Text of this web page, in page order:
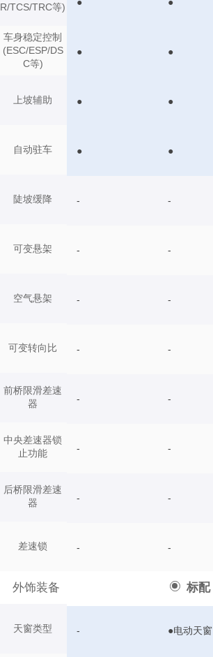
R/TCS/TRC等)
车身稳定控制
(ESC/ESP/DS
C等)
上坡辅助
自动驻车
陡坡缓降
可变悬架
空气悬架
可变转向比
前桥限滑差速
器
中央差速器锁
止功能
后桥限滑差速
器
差速锁
外饰装备 标配
天窗类型
● ●
● ●
● ●
- -
- -
- -
- -
- -
- -
- -
- -
- ●电动天窗